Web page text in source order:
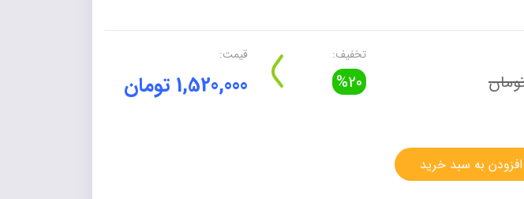
رشته
الگو
تخفیف:
%20
قیمت:
1,520,000 تومان
افزودن به سبد خرید